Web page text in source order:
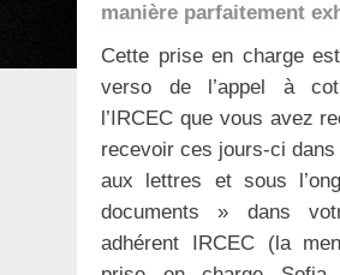
manière parfaitement
Cette prise en charge
verso de l’appel à
l’IRCEC que vous avez
recevoir ces jours-ci
aux lettres et sous
documents » dans
adhérent IRCEC (la